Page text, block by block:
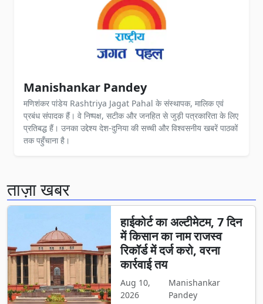
Manishankar Pandey
मणिशंकर पांडेय Rashtriya Jagat Pahal के संस्थापक, मालिक एवं
प्रबंध संपादक हैं। वे निष्पक्ष, सटीक और जनहित से जुड़ी पत्रकारिता के लिए
प्रतिबद्ध हैं। उनका उद्देश्य देश-दुनिया की सच्ची और विश्वसनीय खबरें पाठकों
तक पहुँचाना है।
ताज़ा खबर
हाईकोर्ट का अल्टीमेटम, 7 दिन
में किसान का नाम राजस्व
रिकॉर्ड में दर्ज करो, वरना
कार्रवाई तय
Aug 10,
2026
Manishankar
Pandey